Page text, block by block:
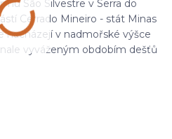
São Silvestre v Serra do
Cerrado Mineiro - stát Minas
nacházejí v nadmořské výšce
vyváženým obdobím dešťů